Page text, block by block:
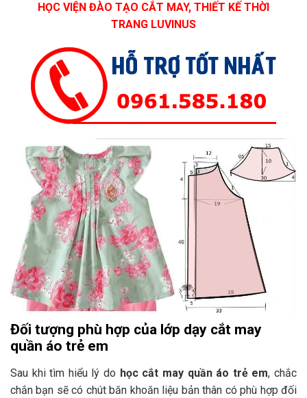
HỌC VIỆN ĐÀO TẠO CẮT MAY, THIẾT KẾ THỜI
TRANG LUVINUS
Đối tượng phù hợp của lớp dạy cắt may
quần áo trẻ em
Sau khi tìm hiểu lý do học cắt may quần áo trẻ em, chắc
chắn bạn sẽ có chút băn khoăn liệu bản thân có phù hợp đối